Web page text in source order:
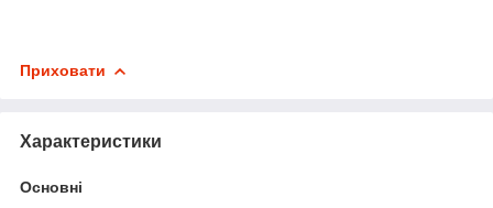
Приховати
Характеристики
Основні